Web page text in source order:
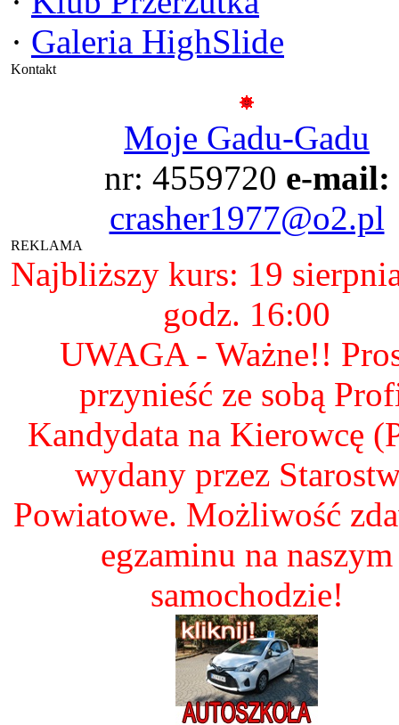
· Galeria HighSlide
Kontakt
Moje Gadu-Gadu
nr: 4559720 e-mail:
crasher1977@o2.pl
REKLAMA
Najbliższy kurs: 19
godz. 16:00
UWAGA - Ważne!!
przynieść ze sobą
Kandydata na Kierowcę
wydany przez
Powiatowe. Możliwość
egzaminu na naszym
samochodzie!